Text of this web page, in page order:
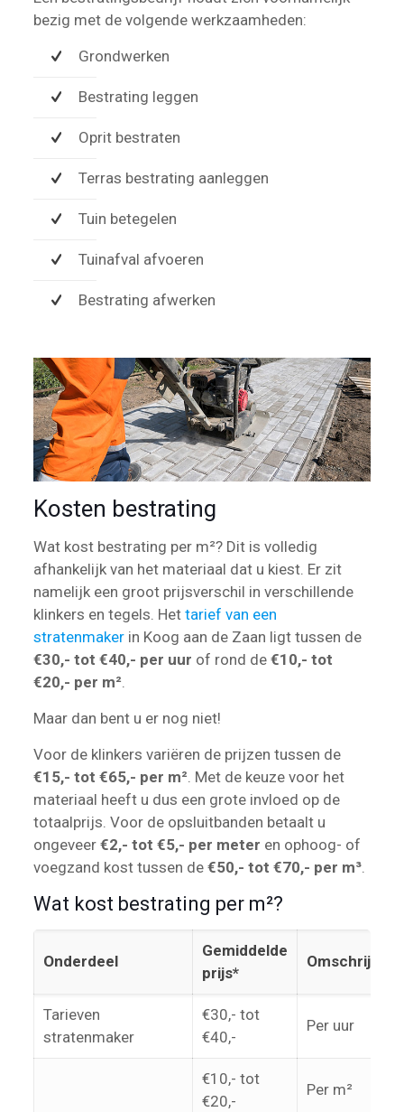
bezig met de volgende werkzaamheden:
Grondwerken
Bestrating leggen
Oprit bestraten
Terras bestrating aanleggen
Tuin betegelen
Tuinafval afvoeren
Bestrating afwerken
Kosten bestrating
Wat kost bestrating per m²? Dit is volledig
afhankelijk van het materiaal dat u kiest. Er zit
namelijk een groot prijsverschil in verschillende
klinkers en tegels. Het tarief van een
stratenmakerin Koog aan de Zaan ligt tussen de
€30,- tot €40,- per uur of rond de €10,- tot
€20,- per m².
Maar dan bent u er nog niet!
Voor de klinkers variëren de prijzen tussen de
€15,- tot €65,- per m². Met de keuze voor het
materiaal heeft u dus een grote invloed op de
totaalprijs. Voor de opsluitbanden betaalt u
ongeveer €2,- tot €5,- per meter en ophoog- of
voegzand kost tussen de €50,- tot €70,- per m³.
Wat kost bestrating per m²?
Onderdeel
Gemiddelde
prijs*
Omschrijving
Tarieven
stratenmaker
€30,- tot
€40,-
Per uur
€10,- tot
€20,-
Per m²